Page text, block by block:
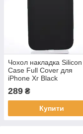
Чохол накладка Silicon
Case Full Cover для
iPhone Xr Black
289 ₴
Купити